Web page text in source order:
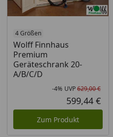
in ProzentPreis
Preis
4 Größen
Wolff Finnhaus
Premium
Geräteschrank 20-
A/B/C/D
-4% UVP629,00 €
599,44 €
Zum Produkt